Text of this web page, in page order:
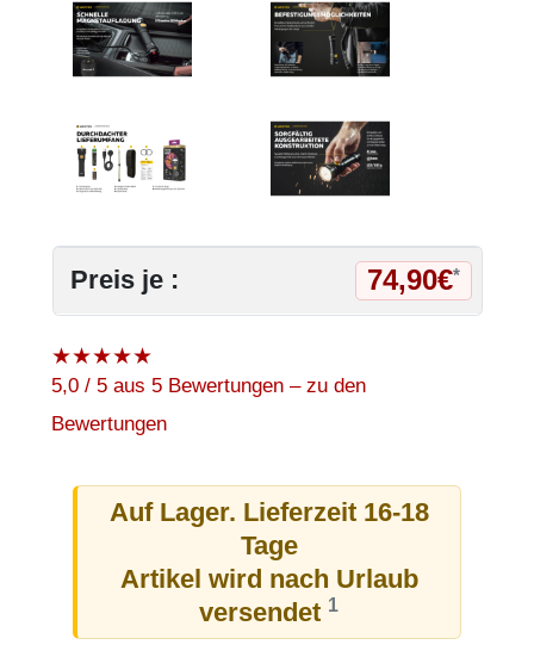
Preis je : 74,90€*
★★★★★
5,0 / 5 aus 5 Bewertungen – zu den
Bewertungen
Auf Lager. Lieferzeit 16-18
Tage
Artikel wird nach Urlaub
versendet 1